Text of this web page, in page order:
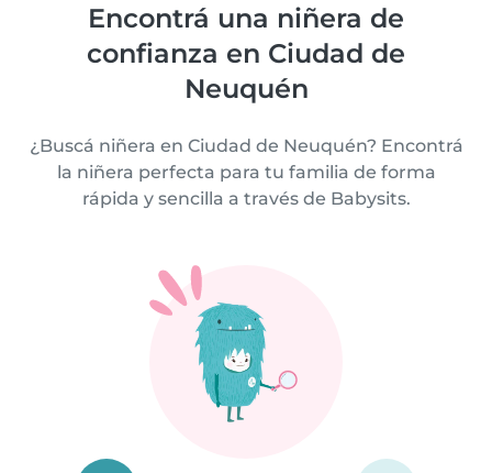
Encontrá una niñera de
confianza en Ciudad de
Neuquén
¿Buscá niñera en Ciudad de Neuquén? Encontrá
la niñera perfecta para tu familia de forma
rápida y sencilla a través de Babysits.